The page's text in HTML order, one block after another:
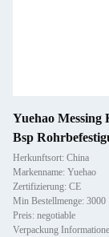
Yuehao Messing
Bsp
Herkunftsort: China
Markenname: Yuehao
Zertifizierung: CE
Min Bestellmenge: 3000
Preis: negotiable
Verpackung